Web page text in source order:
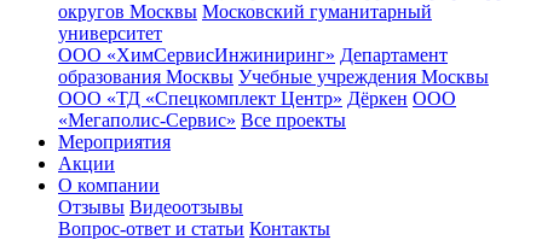
округов Москвы Московский гуманитарный
университет
ООО «ХимСервисИнжиниринг» Департамент
образования Москвы Учебные учреждения Москвы
ООО «ТД «Спецкомплект Центр» Дёркен ООО
«Мегаполис-Сервис» Все проекты
Мероприятия
Акции
О компании
Отзывы Видеоотзывы
Вопрос-ответ и статьи Контакты